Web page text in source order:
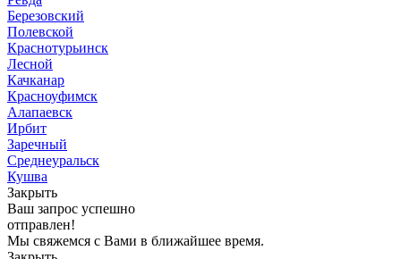
Березовский
Полевской
Краснотурьинск
Лесной
Качканар
Красноуфимск
Алапаевск
Ирбит
Заречный
Среднеуральск
Кушва
Закрыть
Ваш запрос успешно
отправлен!
Мы свяжемся с Вами в ближайшее время.